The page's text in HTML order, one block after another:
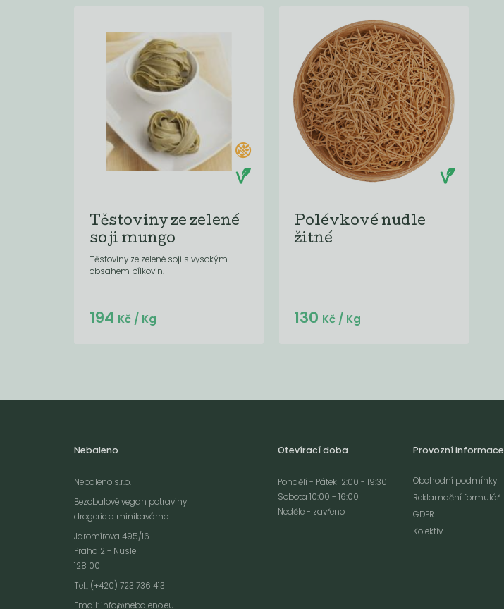
Těstoviny ze zelené
soji mungo
Těstoviny ze zelené soji s vysokým
obsahem bílkovin.
Do košíku:
194 Kč/ Kg
Polévkové nudle
žitné
Do košíku:
130 Kč / Kg
Nebaleno
Nebaleno s.r.o.
Bezobalové vegan potraviny
drogerie a minikavárna
Jaromírova 495/16
Praha 2 - Nusle
128 00
Tel.: (+420) 723 736 413
Email: info@nebaleno.eu
Otevírací doba
Pondělí - Pátek 12:00 - 19:30
Sobota 10:00 - 16:00
Neděle - zavřeno
Provozní informace
Obchodní podmínky
Reklamační formulář
GDPR
Kolektiv
Webové stránky používají k poskytování služeb, personalizaci reklam a analýze